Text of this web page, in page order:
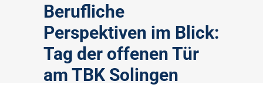
Berufliche
Perspektiven im Blick:
Tag der offenen Tür
am TBK Solingen